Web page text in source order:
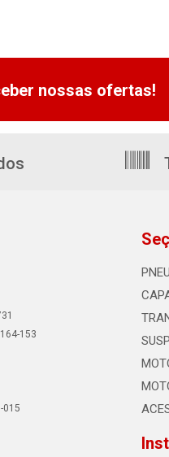
nossas ofertas!
153
015